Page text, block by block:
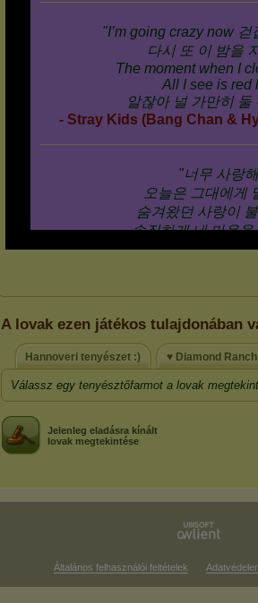
A lovak ezen játékos tulajdonában
Hannoveri tenyészet :) ♥ Diamond
Válassz egy tenyésztőfarmot a lovak
Jelenleg eladásra kínált
lovak megtekintése
Általános felhasználói feltételek